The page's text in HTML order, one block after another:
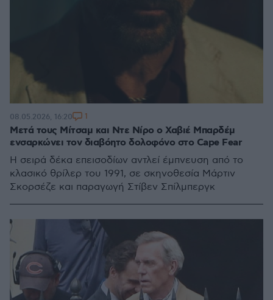
Μετά τους Μίτσαμ και Ντε Νίρο ο Χαβιέ Μπαρδέμ
ενσαρκώνει τον διαβόητο δολοφόνο στο Cape Fear
Η σειρά δέκα επεισοδίων αντλεί έμπνευση από το
κλασικό θρίλερ του 1991, σε σκηνοθεσία Μάρτιν
Σκορσέζε και παραγωγή Στίβεν Σπίλμπεργκ
08.05.2026, 16:20 1